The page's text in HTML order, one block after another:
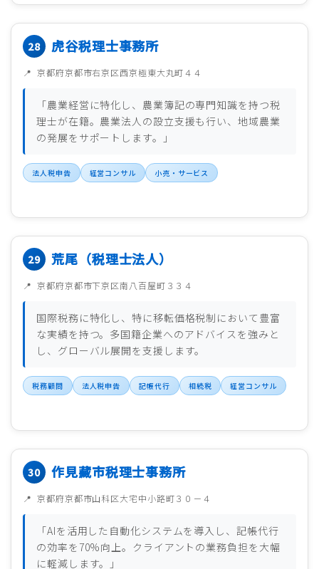
虎谷税理士事務所
京都府京都市右京区西京極東大丸町４４
「農業経営に特化し、農業簿記の専門知識を持つ税
理士が在籍。農業法人の設立支援も行い、地域農業
の発展をサポートします。」
法人税申告 経営コンサル 小売・サービス
荒尾（税理士法人）
京都府京都市下京区南八百屋町３３４
国際税務に特化し、特に移転価格税制において豊富
な実績を持つ。多国籍企業へのアドバイスを強みと
し、グローバル展開を支援します。
税務顧問 法人税申告 記帳代行 相続税 経営コンサル
作見藏市税理士事務所
京都府京都市山科区大宅中小路町３０－４
「AIを活用した自動化システムを導入し、記帳代行
の効率を70%向上。クライアントの業務負担を大幅
に軽減します。」